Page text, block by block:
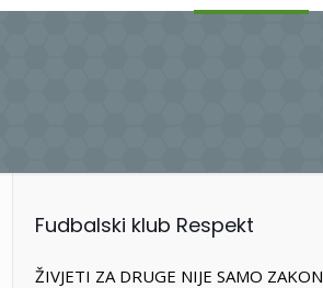
Fudbalski klub Respekt
ŽIVJETI ZA DRUGE NIJE SAMO ZAKON